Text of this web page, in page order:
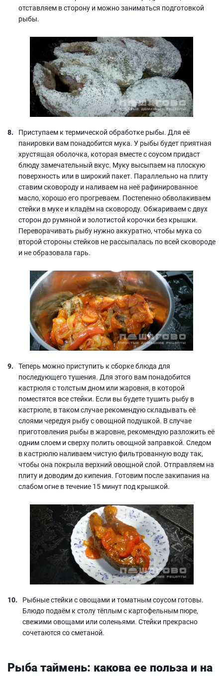
отставляем в сторону и можно заниматься подготовкой
рыбы.
Приступаем к термической обработке рыбы. Для её
панировки вам понадобится мука. У рыбы будет приятная
хрустящая оболочка, которая вместе с соусом придаст
блюду замечательный вкус. Муку высыпаем на плоскую
поверхность или в широкий пакет. Параллельно на плиту
ставим сковороду и наливаем на неё рафинированное
масло, хорошо его прогреваем. Постепенно обволакиваем
стейки в муке и кладём на сковороду. Обжариваем с двух
сторон до румяной и золотистой корочки без крышки.
Переворачивать рыбу нужно аккуратно, чтобы мука со
второй стороны стейков не рассыпалась по всей сковороде
и не образовала гарь.
Теперь можно приступить к сборке блюда для
последующего тушения. Для этого вам понадобится
кастрюля с толстым дном или жаровня, в которой
поместятся все стейки. Если вы будете тушить рыбу в
кастрюле, в таком случае рекомендую складывать её
слоями чередуя рыбу с овощной подушкой. В случае
приготовления рыбы в жаровне, рекомендую разложить её
одним слоем и сверху полить овощной заправкой. Следом
в кастрюлю наливаем чистую фильтрованную воду так,
чтобы она покрыла верхний овощной слой. Отправляем на
плиту и доводим до кипения. Готовим после закипания на
слабом огне в течение 15 минут под крышкой.
Рыбные стейки с овощами и томатным соусом готовы.
Блюдо подаём к столу тёплым с картофельным пюре,
свежими овощами или соленьями. Стейки прекрасно
сочетаются со сметаной.
Рыба таймень: какова ее польза и на